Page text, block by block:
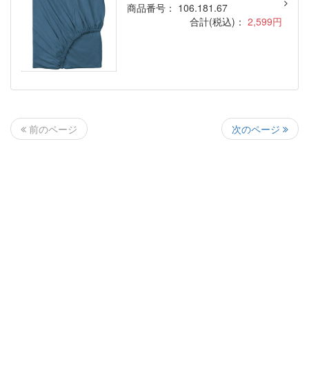
商品番号： 106.181.67
合計(税込)： 2,599円
前のページ 次のページ